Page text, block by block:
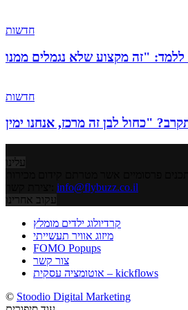
חדשות
חדשות
עלינו
info@flybuzz.co.il
עקוב אחרינו
קרדיולוג ילדים מומלץ
מיזוג אוויר תעשייתי
FOMO Popups
צור קשר
אוטומציה עסקית – kickflows
© Stoodio Digital Marketing